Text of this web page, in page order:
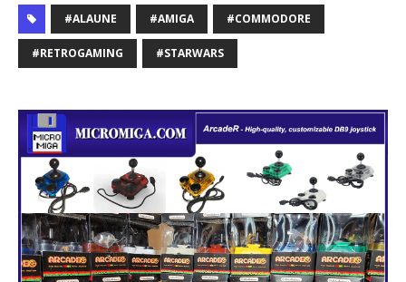
#ALAUNE #AMIGA #COMMODORE
#RETROGAMING #STARWARS